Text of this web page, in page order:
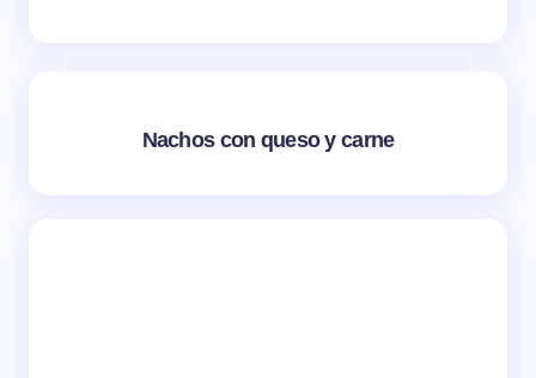
Nachos con queso y carne